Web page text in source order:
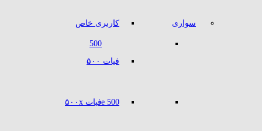
کاربری خاص سواری
500
فیات ۵۰۰
500 e فیات ۵۰۰x